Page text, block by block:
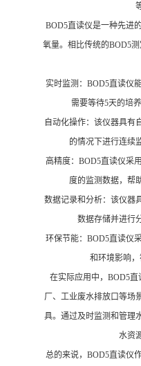
BOD5直读仪是一种先进
氧量。相比传统的BOD5
实时监测：BOD5直读仪
需要等待5天的培
自动化操作：该仪器具有
的情况下进行连续
高精度：BOD5直读仪采
度的监测数据，帮
数据记录和分析：该仪器
数据存储并进行
环保节能：BOD5直读仪
和环境影响，
在实际应用中，BOD5
厂、工业废水排放口等场
具。通过及时监测和管理
水资
总的来说，BOD5直读仪